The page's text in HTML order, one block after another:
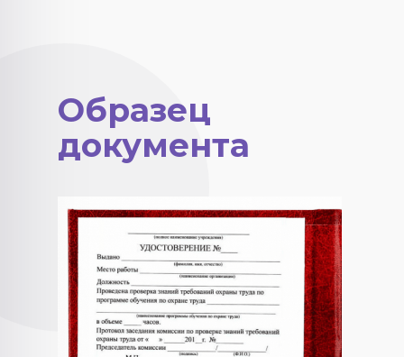
Образец
документа